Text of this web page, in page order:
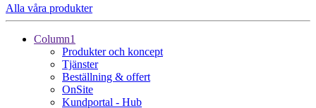
Alla våra produkter
Column1
Produkter och koncept
Tjänster
Beställning & offert
OnSite
Kundportal - Hub